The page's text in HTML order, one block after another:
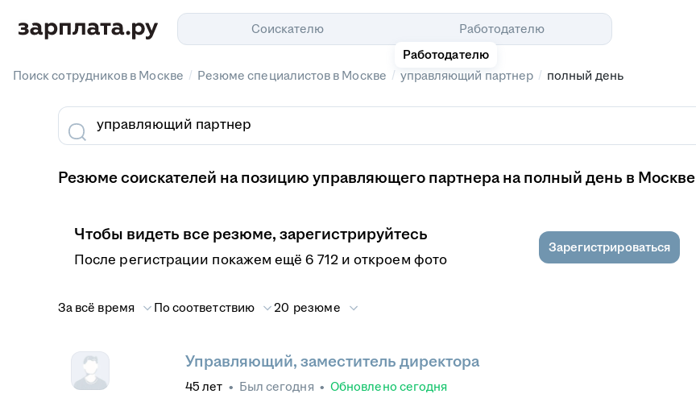
Соискателю
Работодателю
Работодателю
Поиск сотрудников в Москве / Резюме специалистов в Москве / управляющий партнер / полный день
Резюме соискателей на позицию управляющего партнера на полный день в Москве
Чтобы видеть все резюме, зарегистрируйтесь
После регистрации покажем ещё 6 712 и откроем фото
Зарегистрироваться
За всё время По соответствию 20 резюме
Управляющий, заместитель директора
45 лет • Был сегодня • Обновлено сегодня